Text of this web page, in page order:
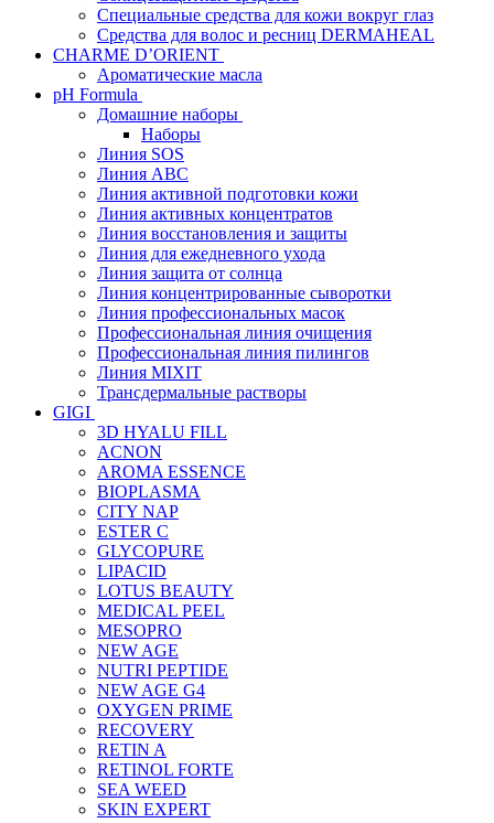
Специальные средства для кожи вокруг глаз
Средства для волос и ресниц DERMAHEAL
CHARME D’ORIENT
Ароматические масла
pH Formula
Домашние наборы
Наборы
Линия SOS
Линия АВС
Линия активной подготовки кожи
Линия активных концентратов
Линия восстановления и защиты
Линия для ежедневного ухода
Линия защита от солнца
Линия концентрированные сыворотки
Линия профессиональных масок
Профессиональная линия очищения
Профессиональная линия пилингов
Линия MIXIT
Трансдермальные растворы
GIGI
3D HYALU FILL
ACNON
AROMA ESSENCE
BIOPLASMA
CITY NAP
ESTER C
GLYCOPURE
LIPACID
LOTUS BEAUTY
MEDICAL PEEL
MESOPRO
NEW AGE
NUTRI PEPTIDE
NEW AGE G4
OXYGEN PRIME
RECOVERY
RETIN A
RETINOL FORTE
SEA WEED
SKIN EXPERT